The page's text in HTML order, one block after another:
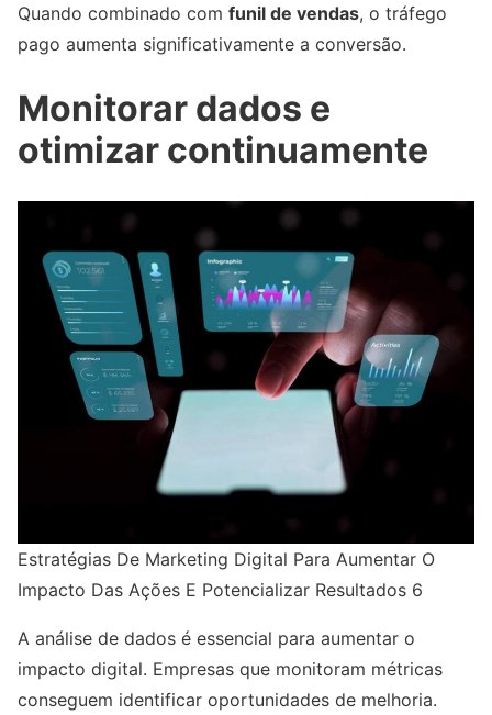
Quando combinado com funil de vendas, o tráfego
pago aumenta significativamente a conversão.
Monitorar dados e
otimizar continuamente
Estratégias De Marketing Digital Para Aumentar O
Impacto Das Ações E Potencializar Resultados 6
A análise de dados é essencial para aumentar o
impacto digital. Empresas que monitoram métricas
conseguem identificar oportunidades de melhoria.